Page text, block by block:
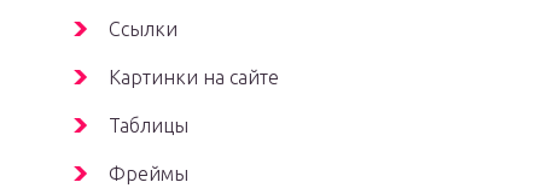
Ссылки
Картинки на сайте
Таблицы
Фреймы